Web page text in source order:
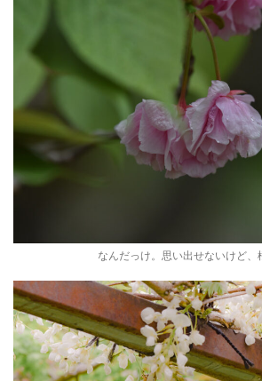
なんだっけ。思い出せないけど、